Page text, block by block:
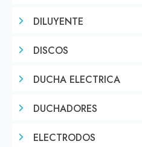
DILUYENTE
DISCOS
DUCHA ELECTRICA
DUCHADORES
ELECTRODOS